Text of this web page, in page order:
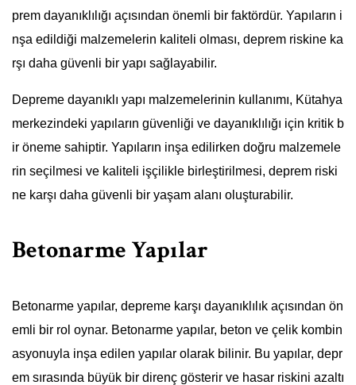
prem dayanıklılığı açısından önemli bir faktördür. Yapıların i
nşa edildiği malzemelerin kaliteli olması, deprem riskine ka
rşı daha güvenli bir yapı sağlayabilir.
Depreme dayanıklı yapı malzemelerinin kullanımı, Kütahya
merkezindeki yapıların güvenliği ve dayanıklılığı için kritik b
ir öneme sahiptir. Yapıların inşa edilirken doğru malzemele
rin seçilmesi ve kaliteli işçilikle birleştirilmesi, deprem riski
ne karşı daha güvenli bir yaşam alanı oluşturabilir.
Betonarme Yapılar
Betonarme yapılar, depreme karşı dayanıklılık açısından ön
emli bir rol oynar. Betonarme yapılar, beton ve çelik kombin
asyonuyla inşa edilen yapılar olarak bilinir. Bu yapılar, depr
em sırasında büyük bir direnç gösterir ve hasar riskini azaltı